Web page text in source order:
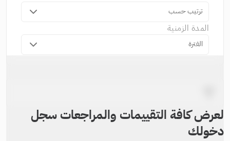
ترتيب حسب
المدة الزمنية
الفترة
لعرض كافة التقييمات والمراجعات سجل
دخولك